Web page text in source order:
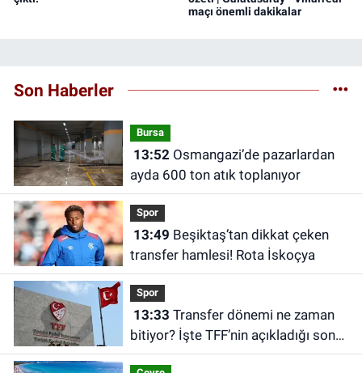
maçı önemli dakikalar
Son Haberler
Bursa
13:52Osmangazi’de pazarlardan
ayda 600 ton atık toplanıyor
Spor
13:49
transfer hamlesi! Rota İskoçya
Spor
13:33
bitiyor? İşte TFF’nin açıkladığı son
tarih